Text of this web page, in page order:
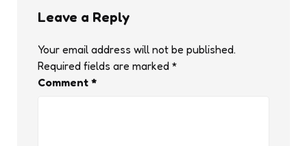
Leave a Reply
Your email address will not be published.
Required fields are marked *
Comment *